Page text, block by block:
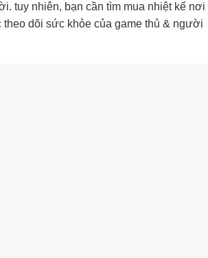
tuy nhiên, bạn cần tìm mua nhiệt kế nơi
dõi sức khỏe của game thủ & người